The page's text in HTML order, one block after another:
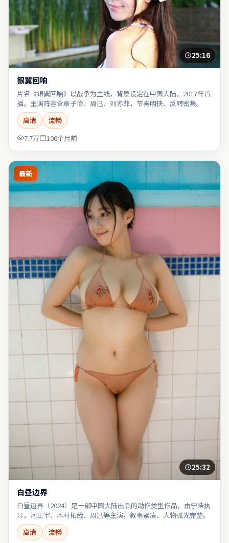
25:16
银翼回响
片名《银翼回响》以战争为主线，背景设定在中国大陆，2017年首
播。主演阵容含章子怡、周迅、刘亦菲，节奏明快、反转密集。
高清
流畅
7.7万
106个月前
最新
25:32
白昼边界
白昼边界（2024）是一部中国大陆出品的动作类型作品，由宁浩执
导，河正宇、木村拓哉、周迅等主演，叙事紧凑、人物弧光完整。
高清
流畅